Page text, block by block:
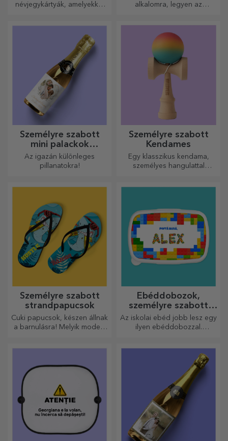
névjegykártyák, amelyekkel
alkalomra, legyen az
Személyre szabott
mini palackok
pezsgővel
Az igazán különleges
pillanatokra!
Személyre szabott
Kendames
Egy klasszikus kendama,
személyes hangulattal
Személyre szabott
strandpapucsok
Cuki papucsok, készen állnak
a barnulásra! Melyik modellt
Ebéddobozok,
személyre szabott
casserole-ok
Az iskolai ebéd jobb lesz egy
ilyen ebéddobozzal.